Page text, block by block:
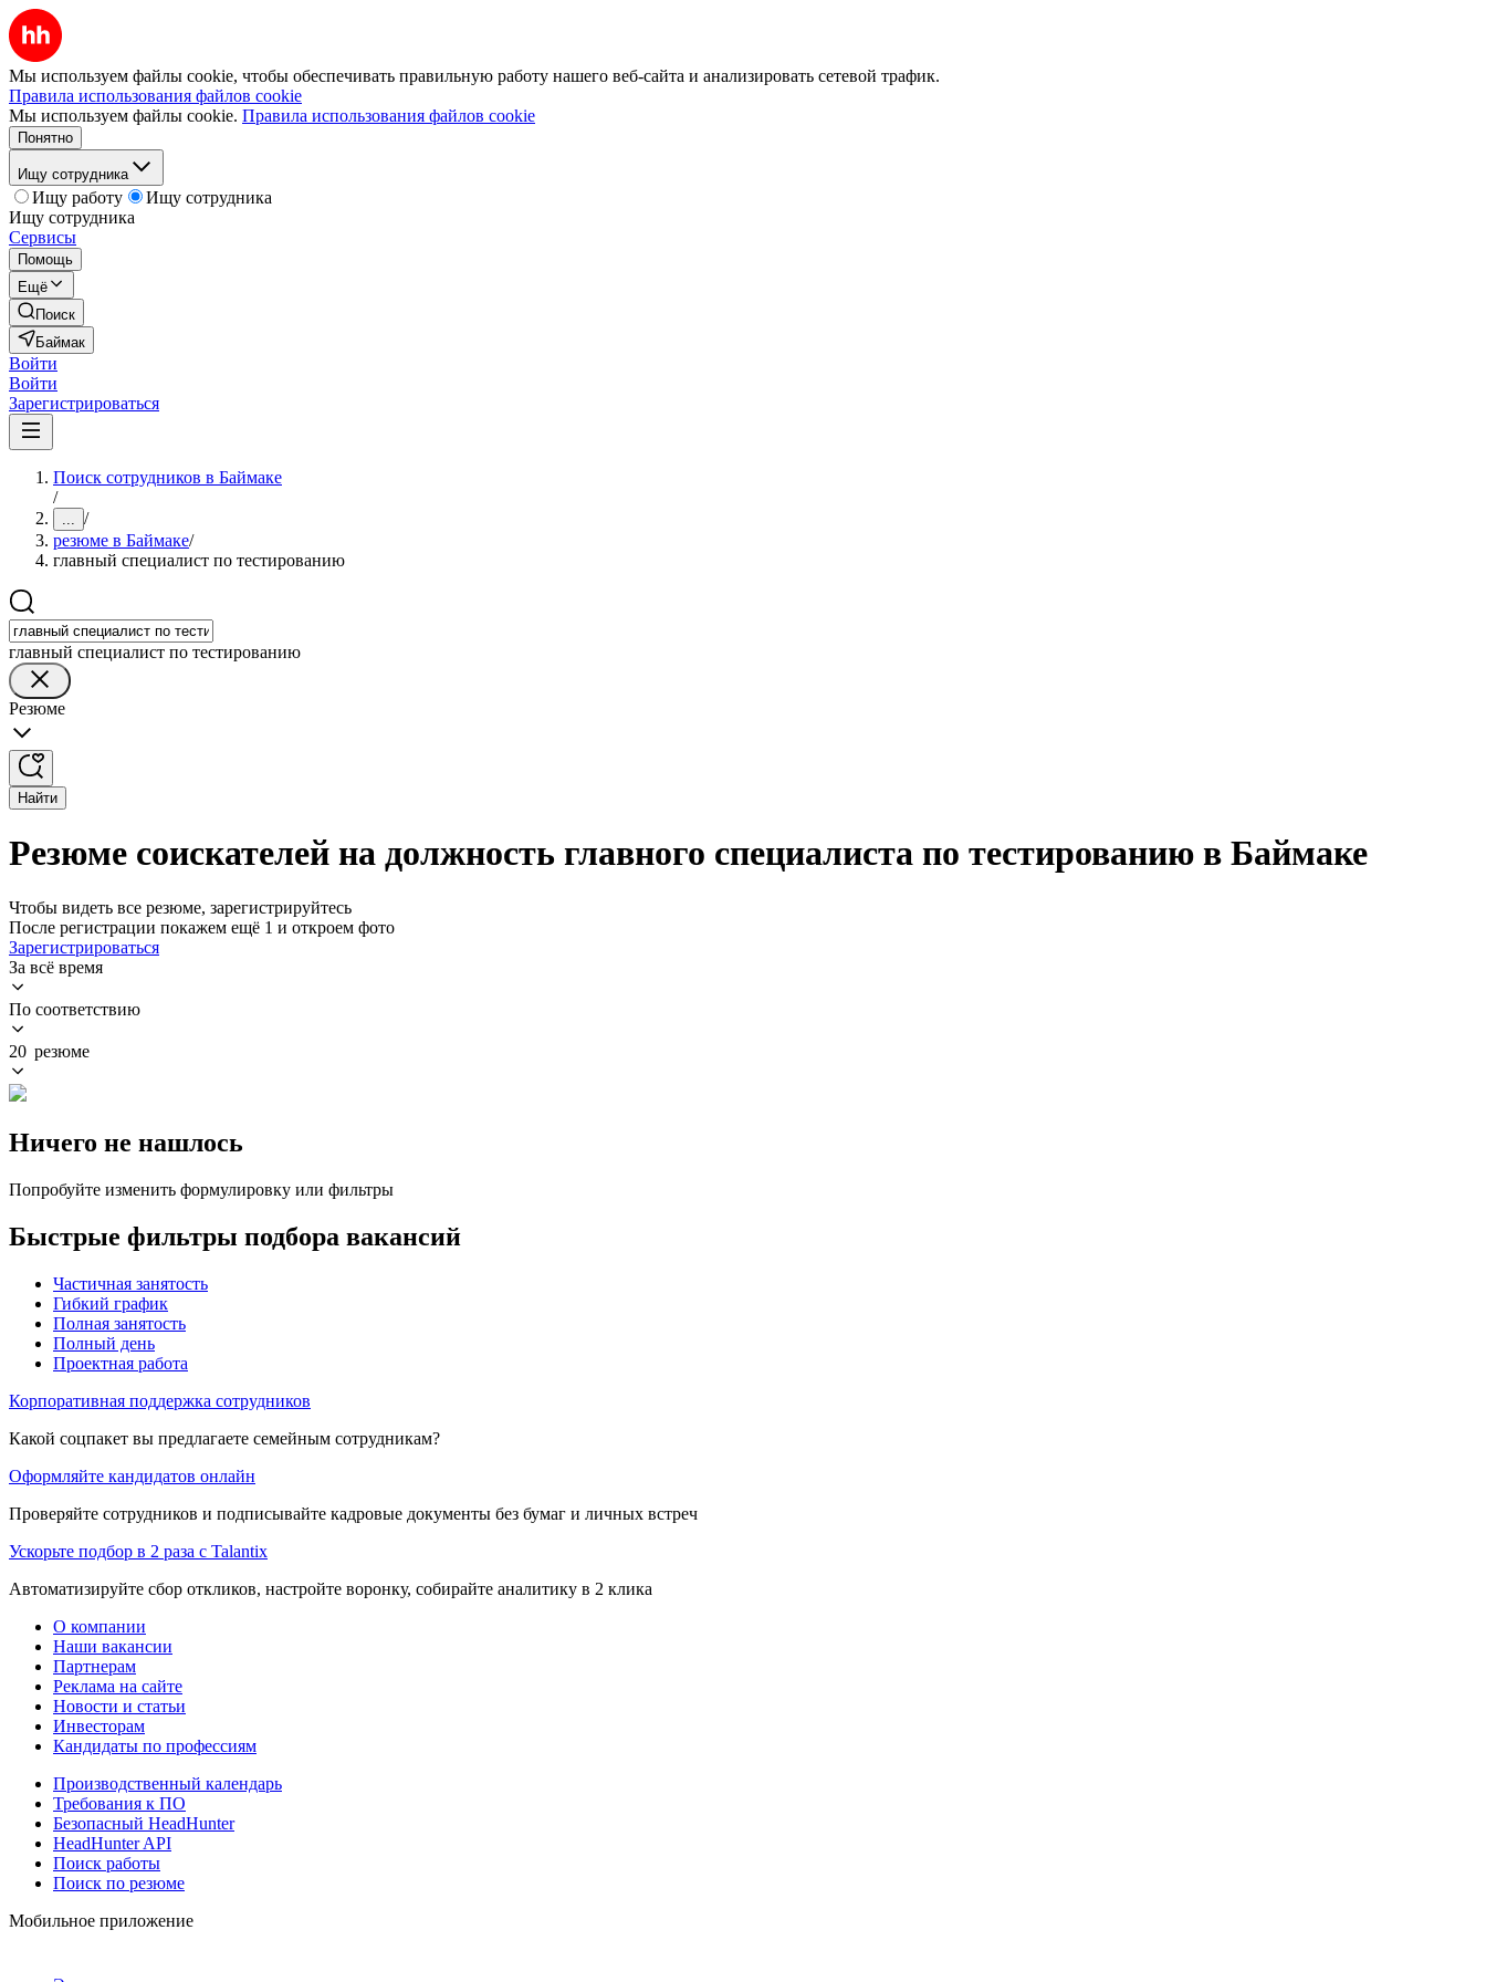
Мы используем файлы cookie, чтобы обеспечивать правильную работу нашего веб-сайта и анализировать сетевой трафик.
Правила использования файлов cookie
Мы используем файлы cookie. Правила использования файлов cookie
Понятно
Ищу сотрудника
Ищу работу
Ищу сотрудника
Ищу сотрудника
Сервисы
Помощь
Ещё
Поиск
Баймак
Войти
Войти
Зарегистрироваться
Поиск сотрудников в Баймаке
/
... /
резюме в Баймаке/
главный специалист по тестированию
главный специалист по тестированию
Резюме
Найти
Резюме соискателей на должность главного специалиста по тестированию в Баймаке
Чтобы видеть все резюме, зарегистрируйтесь
После регистрации покажем ещё 1 и откроем фото
Зарегистрироваться
За всё время
По соответствию
20 резюме
Ничего не нашлось
Попробуйте изменить формулировку или фильтры
Быстрые фильтры подбора вакансий
Частичная занятость
Гибкий график
Полная занятость
Полный день
Проектная работа
Корпоративная поддержка сотрудников
Какой соцпакет вы предлагаете семейным сотрудникам?
Оформляйте кандидатов онлайн
Проверяйте сотрудников и подписывайте кадровые документы без бумаг и личных встреч
Ускорьте подбор в 2 раза с Talantix
Автоматизируйте сбор откликов, настройте воронку, собирайте аналитику в 2 клика
О компании
Наши вакансии
Партнерам
Реклама на сайте
Новости и статьи
Инвесторам
Кандидаты по профессиям
Производственный календарь
Требования к ПО
Безопасный HeadHunter
HeadHunter API
Поиск работы
Поиск по резюме
Мобильное приложение